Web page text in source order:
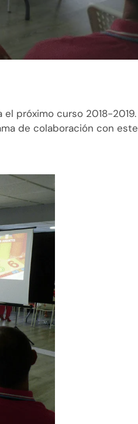
próximo curso 2018-2019.
de colaboración con este